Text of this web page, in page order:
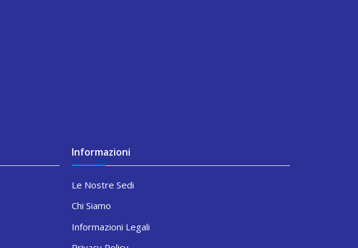
Informazioni
Le Nostre Sedi
Chi Siamo
Informazioni Legali